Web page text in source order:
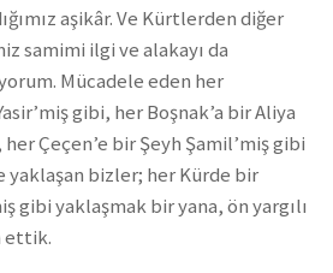
aşikâr. Ve Kürtlerden diğer
samimi ilgi ve alakayı da
Mücadele eden her
gibi, her Boşnak’a bir Aliya
Çeçen’e bir Şeyh Şamil’miş gibi
bizler; her Kürde bir
gibi yaklaşmak bir yana, ön yargılı
ettik.